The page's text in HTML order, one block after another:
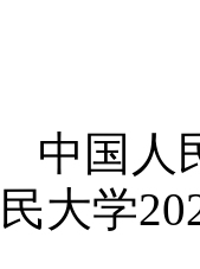
中国人
民大学